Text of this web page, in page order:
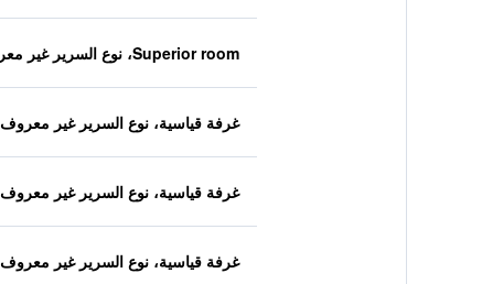
Superior room، نوع السرير غير معروف
غرفة قياسية، نوع السرير غير معروف
غرفة قياسية، نوع السرير غير معروف
غرفة قياسية، نوع السرير غير معروف